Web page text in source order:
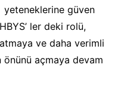
yeteneklerine güven
ler deki rolü,
ve daha verimli
açmaya devam